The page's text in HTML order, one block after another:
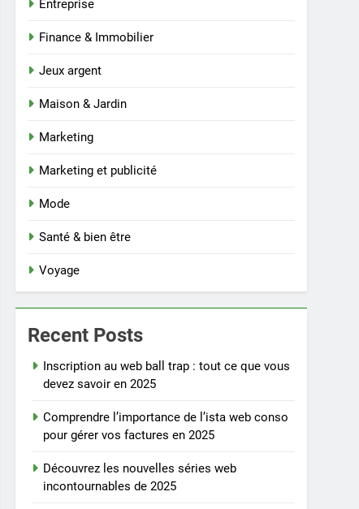
Entreprise
Finance & Immobilier
Jeux argent
Maison & Jardin
Marketing
Marketing et publicité
Mode
Santé & bien être
Voyage
Recent Posts
Inscription au web ball trap : tout ce que vous
devez savoir en 2025
Comprendre l’importance de l’ista web conso
pour gérer vos factures en 2025
Découvrez les nouvelles séries web
incontournables de 2025